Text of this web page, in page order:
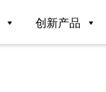
创新产品